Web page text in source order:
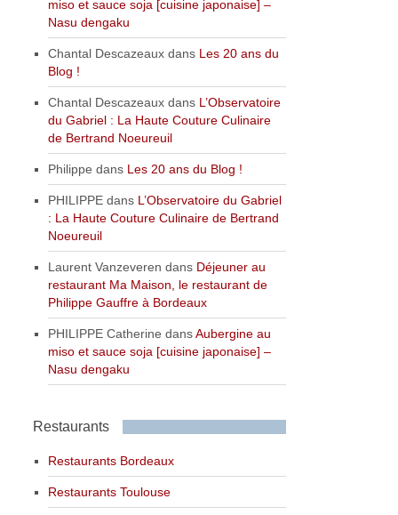
miso et sauce soja [cuisine japonaise] –
Nasu dengaku
Chantal Descazeaux dans Les 20 ans du
Blog !
Chantal Descazeaux dans L’Observatoire
du Gabriel : La Haute Couture Culinaire
de Bertrand Noeureuil
Philippe dans Les 20 ans du Blog !
PHILIPPE dans L’Observatoire du Gabriel
: La Haute Couture Culinaire de Bertrand
Noeureuil
Laurent Vanzeveren dans Déjeuner au
restaurant Ma Maison, le restaurant de
Philippe Gauffre à Bordeaux
PHILIPPE Catherine dansAubergine au
miso et sauce soja [cuisine japonaise] –
Nasu dengaku
Restaurants
Restaurants Bordeaux
Restaurants Toulouse